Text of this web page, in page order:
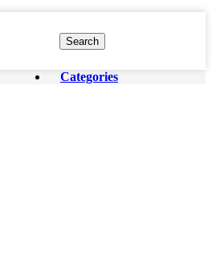
Search
Categories